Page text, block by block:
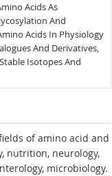
Acids As
And
Acids In Physiology
And Derivatives,
Isotopes And
of amino acid and
nutrition, neurology,
microbiology.